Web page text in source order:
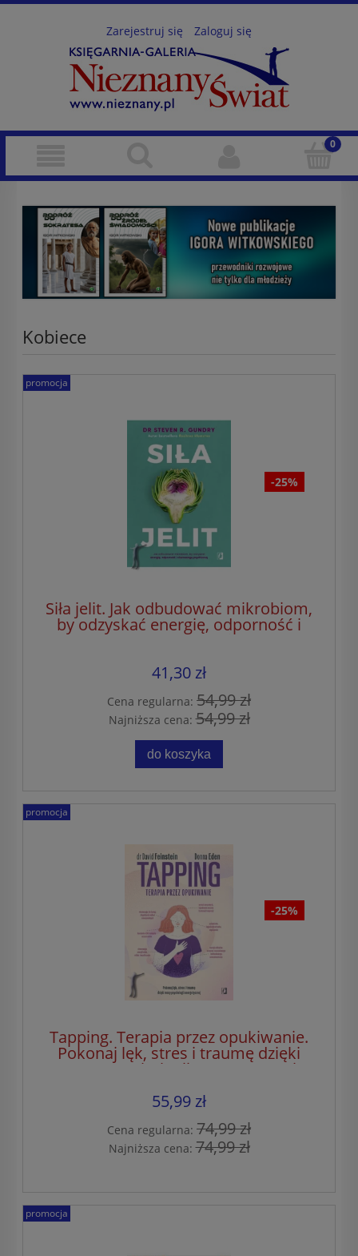
Zarejestruj się Zaloguj się
Kobiece
-25%
Siła jelit. Jak odbudować mikrobiom,
by odzyskać energię, odporność i
równowagę psychiczną
41,30 zł
Cena regularna: 54,99 zł
Najniższa cena:54,99 zł
do koszyka
promocja
-25%
Tapping. Terapia przez opukiwanie.
Pokonaj lęk, stres i traumę dzięki
mocy psychologii energetycznej
55,99 zł
Cena regularna: 74,99 zł
Najniższa cena:74,99 zł
promocja
promocja